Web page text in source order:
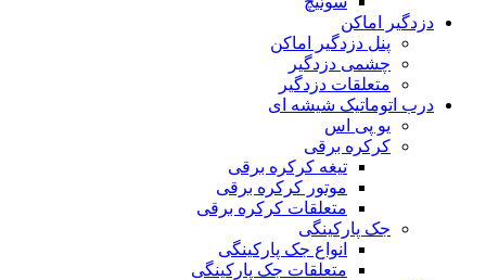
دزدگیر اماکن
پنل دزدگیر اماکن
چشمی دزدگیر
متعلقات دزدگیر
درب اتوماتیک شیشه ای
یو پی اس
کرکره برقی
تیغه کرکره برقی
موتور کرکره برقی
متعلقات کرکره برقی
جک پارکینگی
انواع جک پارکینگی
متعلقات جک پارکینگی